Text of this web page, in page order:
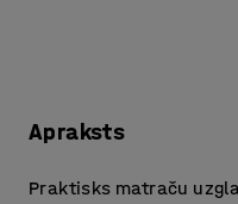
Apraksts
Praktisks matraču